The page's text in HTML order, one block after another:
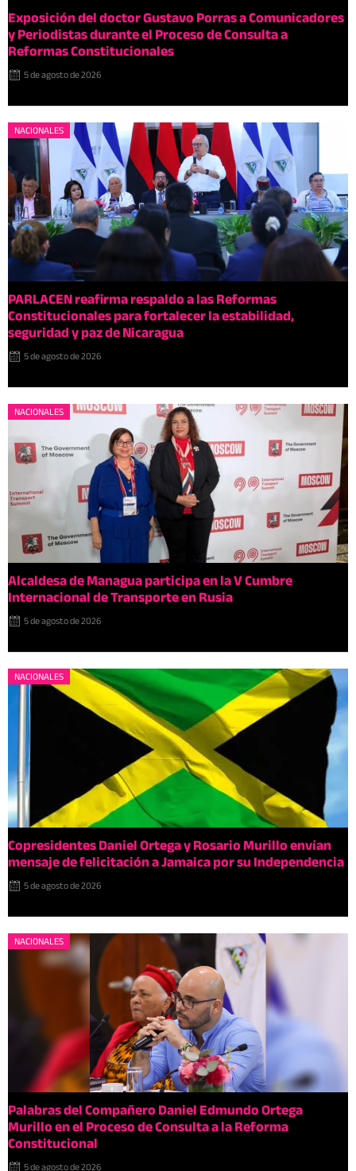
Exposición del doctor Gustavo Porras a Comunicadores
y Periodistas durante el Proceso de Consulta a
Reformas Constitucionales
5 de agosto de 2026
NACIONALES
PARLACEN reafirma respaldo a las Reformas
Constitucionales para fortalecer la estabilidad,
seguridad y paz de Nicaragua
5 de agosto de 2026
NACIONALES
Alcaldesa de Managua participa en la V Cumbre
Internacional de Transporte en Rusia
5 de agosto de 2026
NACIONALES
Copresidentes Daniel Ortega y Rosario Murillo envían
mensaje de felicitación a Jamaica por su Independencia
5 de agosto de 2026
NACIONALES
Palabras del Compañero Daniel Edmundo Ortega
Murillo en el Proceso de Consulta a la Reforma
Constitucional
5 de agosto de 2026